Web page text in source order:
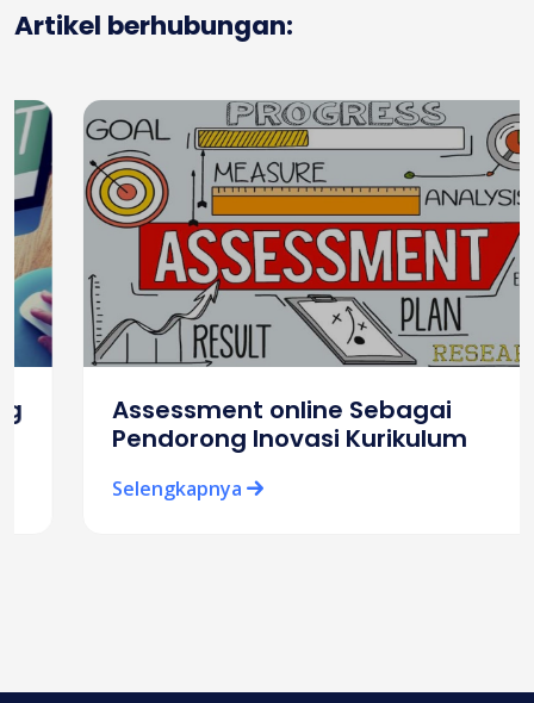
Artikel berhubungan:
Assessment online Sebagai
Pendorong Inovasi Kurikulum
Selengkapnya